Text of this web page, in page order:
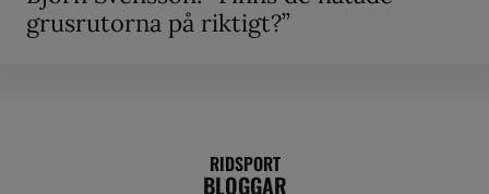
grusrutorna på riktigt?”
RIDSPORT
BLOGGAR